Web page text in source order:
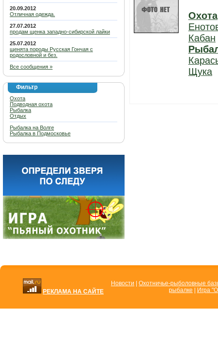
20.09.2012
Отличная одежда.
27.07.2012
продам щенка западно-сибирской лайки
25.07.2012
щенята породы Русская Гончая с
родословной и без.
Все сообщения »
Фильтр
Охота
Подводная охота
Рыбалка
Отдых
Рыбалка на Волге
Рыбалка в Подмосковье
Охота
Кабан
Щука
РЕКЛАМА НА САЙТЕ
Новости
Охотничье-рыболовные
рыбалке
Игра